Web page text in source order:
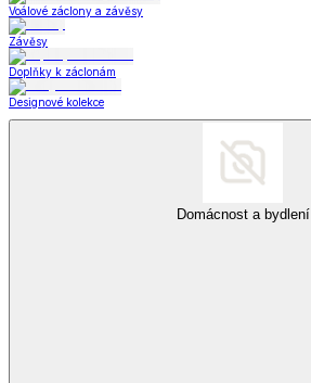
Voálové záclony a závěsy
Závěsy
Doplňky k záclonám
Designové kolekce
Domácnost a bydlení